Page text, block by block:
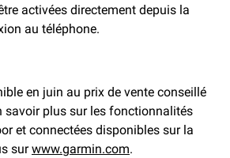
activées directement depuis la
au téléphone.
en juin au prix de vente conseillé
savoir plus sur les fonctionnalités
et connectées disponibles sur la
surwww.garmin.com.